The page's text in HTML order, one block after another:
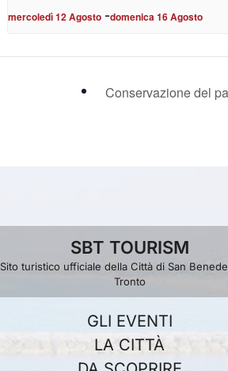
mercoledì 12 Agosto -domenica 16 Agosto
Conservazione del
SBT TOURISM
Sito turistico ufficiale della Città di San
Tronto
GLI EVENTI
LA CITTÀ